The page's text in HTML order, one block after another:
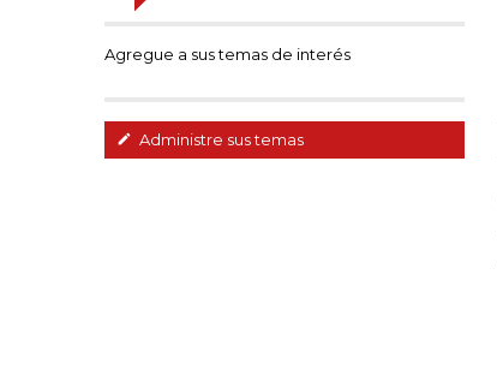
Agregue a sus temas de interés
Administre sus temas